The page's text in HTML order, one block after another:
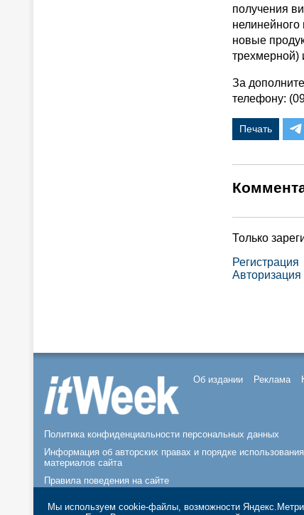
получения
новые
трехмерной)
За
телефону:
Печать
Только
Регистрация
Авторизация
Об издании Реклама
Политика конфиденциальности персональных данных
Информация об авторских правах и порядке использования
материалов сайта
Правила поведения на сайте
Мы используем cookie-файлы, возможности